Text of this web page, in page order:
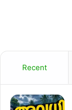
Recent